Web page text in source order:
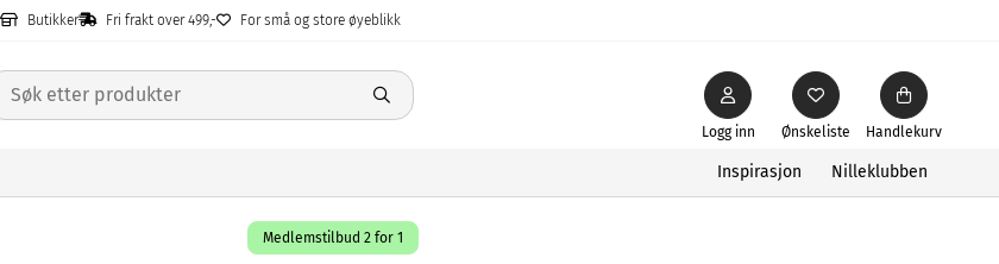
Butikker Fri frakt over 499,- For små og store øyeblikk
Ønskeliste
Logg inn Handlekurv
Inspirasjon Nilleklubben
Medlemstilbud 2 for 1